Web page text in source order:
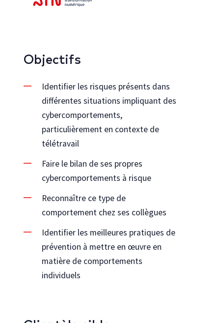
Objectifs
Identifier les risques présents dans
différentes situations impliquant des
cybercomportements,
particulièrement en contexte de
télétravail
Faire le bilan de ses propres
cybercomportements à risque
Reconnaître ce type de
comportement chez ses collègues
Identifier les meilleures pratiques de
prévention à mettre en œuvre en
matière de comportements
individuels